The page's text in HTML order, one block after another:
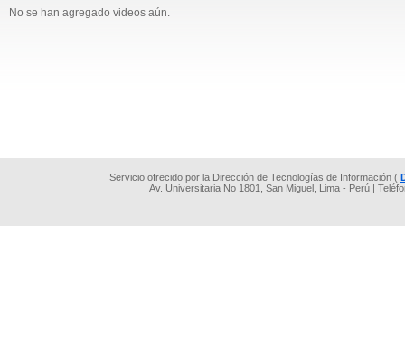
No se han agregado videos aún.
Servicio ofrecido por la Dirección de Tecnologías de Información (
Av. Universitaria No 1801, San Miguel, Lima - Perú |